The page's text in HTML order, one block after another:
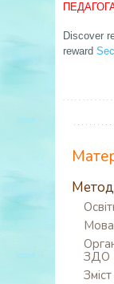
Discover
reward
Мова
ЗДО